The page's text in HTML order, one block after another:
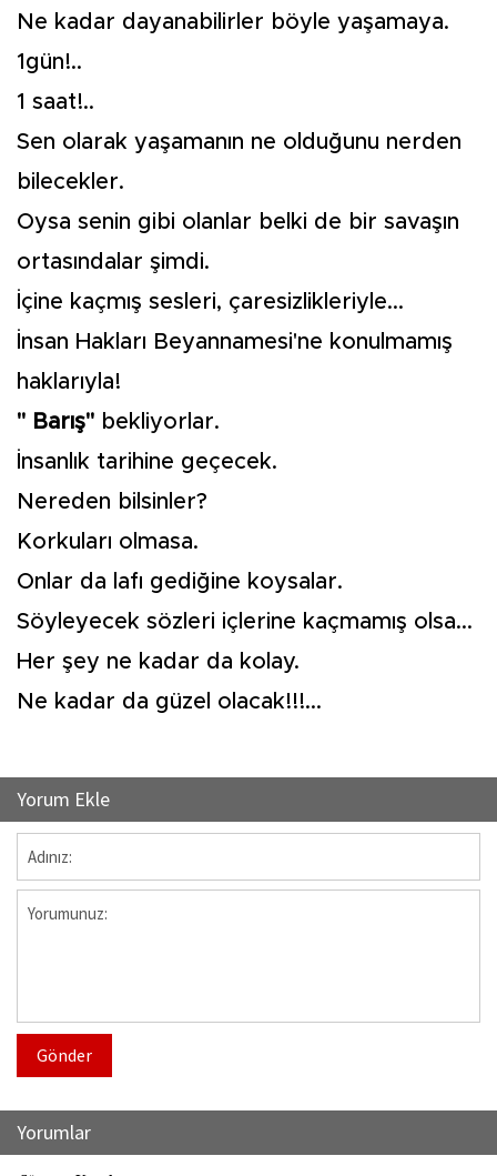
Ne kadar dayanabilirler böyle yaşamaya.
1gün!..
1 saat!..
Sen olarak yaşamanın ne olduğunu nerden
bilecekler.
Oysa senin gibi olanlar belki de bir savaşın
ortasındalar şimdi.
İçine kaçmış sesleri, çaresizlikleriyle...
İnsan Hakları Beyannamesi'ne konulmamış
haklarıyla!
" Barış" bekliyorlar.
İnsanlık tarihine geçecek.
Nereden bilsinler?
Korkuları olmasa.
Onlar da lafı gediğine koysalar.
Söyleyecek sözleri içlerine kaçmamış olsa...
Her şey ne kadar da kolay.
Ne kadar da güzel olacak!!!...
Yorum Ekle
Gönder
Yorumlar